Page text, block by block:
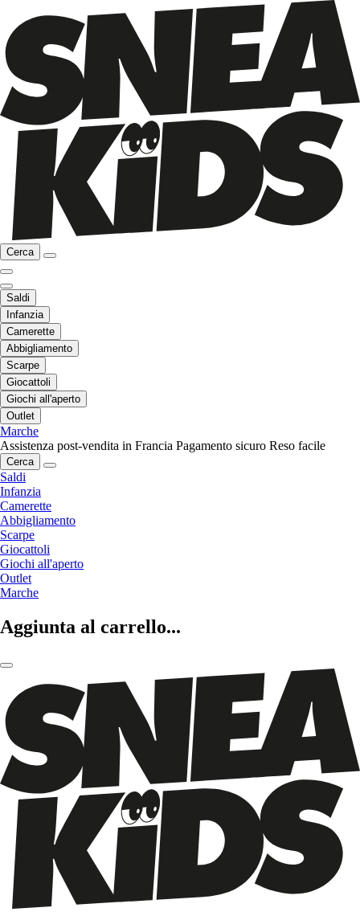
Cerca
Saldi
Infanzia
Camerette
Abbigliamento
Scarpe
Giocattoli
Giochi all'aperto
Outlet
Marche
Assistenza post-vendita in Francia Pagamento sicuro Reso facile
Cerca
Saldi
Infanzia
Camerette
Abbigliamento
Scarpe
Giocattoli
Giochi all'aperto
Outlet
Marche
Aggiunta al carrello...